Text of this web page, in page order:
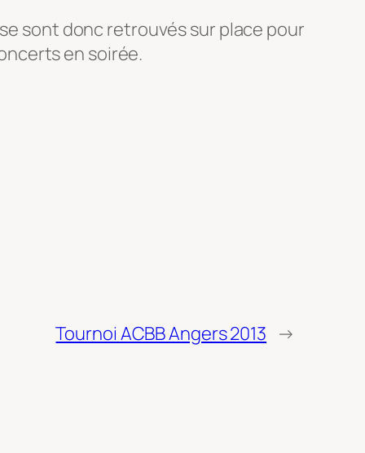
sont donc retrouvés sur place pour
en soirée.
Tournoi ACBB Angers 2013 →